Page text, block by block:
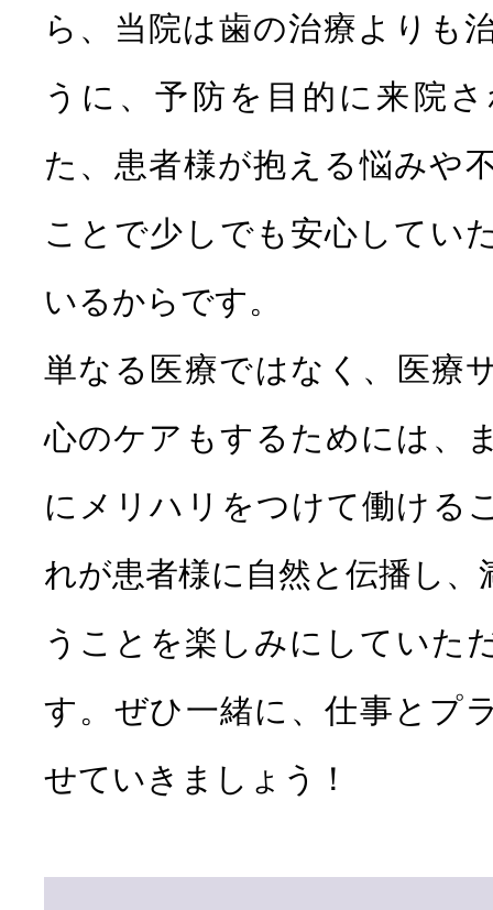
歯に違和感がある
GENERAL
小児予防矯正
ら、当院は歯の治療よりも
うに、予防を目的に来院
た、患者様が抱える悩みや
ことで少しでも安心してい
いるからです。
単なる医療ではなく、医療
心のケアもするためには、
にメリハリをつけて働ける
れが患者様に自然と伝播し
うことを楽しみにしていた
す。ぜひ一緒に、仕事とプ
せていきましょう！